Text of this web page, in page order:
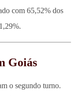
com 65,52% dos
Goiás
o segundo turno.